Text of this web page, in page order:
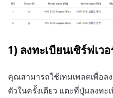
1) ลงทะเบียนเซิร์ฟเว
คุณสามารถใช้เทมเพลตเพื่อล
ตัวในครั้งเดียว แตะที่ปุ่มลงทะ